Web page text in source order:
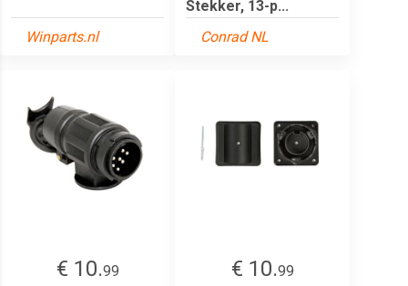
Winparts.nl
Stekker, 13-p...
Conrad NL
€ 10.99
€ 10.99